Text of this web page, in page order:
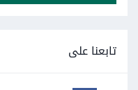
تابعنا على